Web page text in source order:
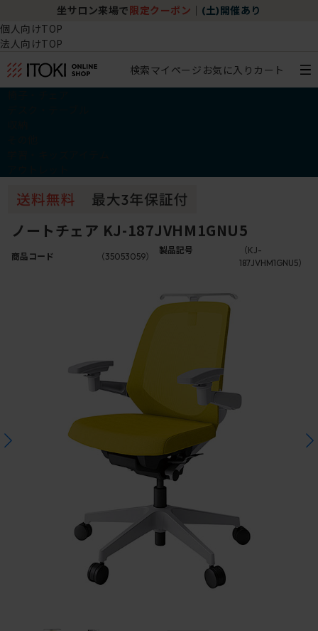
坐サロン来場で 限定クーポン (土)開催あり
個人向けTOP
法人向けTOP
検索マイページ お気に入り カート
ノートチェア KJ-187JVHM1GNU5
商品コード （35053059）
製品記号
（KJ-
187JVHM1GNU5）